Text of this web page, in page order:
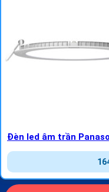
Đèn led âm trần